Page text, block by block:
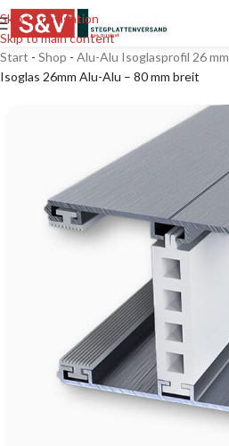
Skip to navigation
Skip to main content
Start - Shop - Alu-Alu Isoglasprofil 26 mm
Isoglas 26mm Alu-Alu – 80 mm breit